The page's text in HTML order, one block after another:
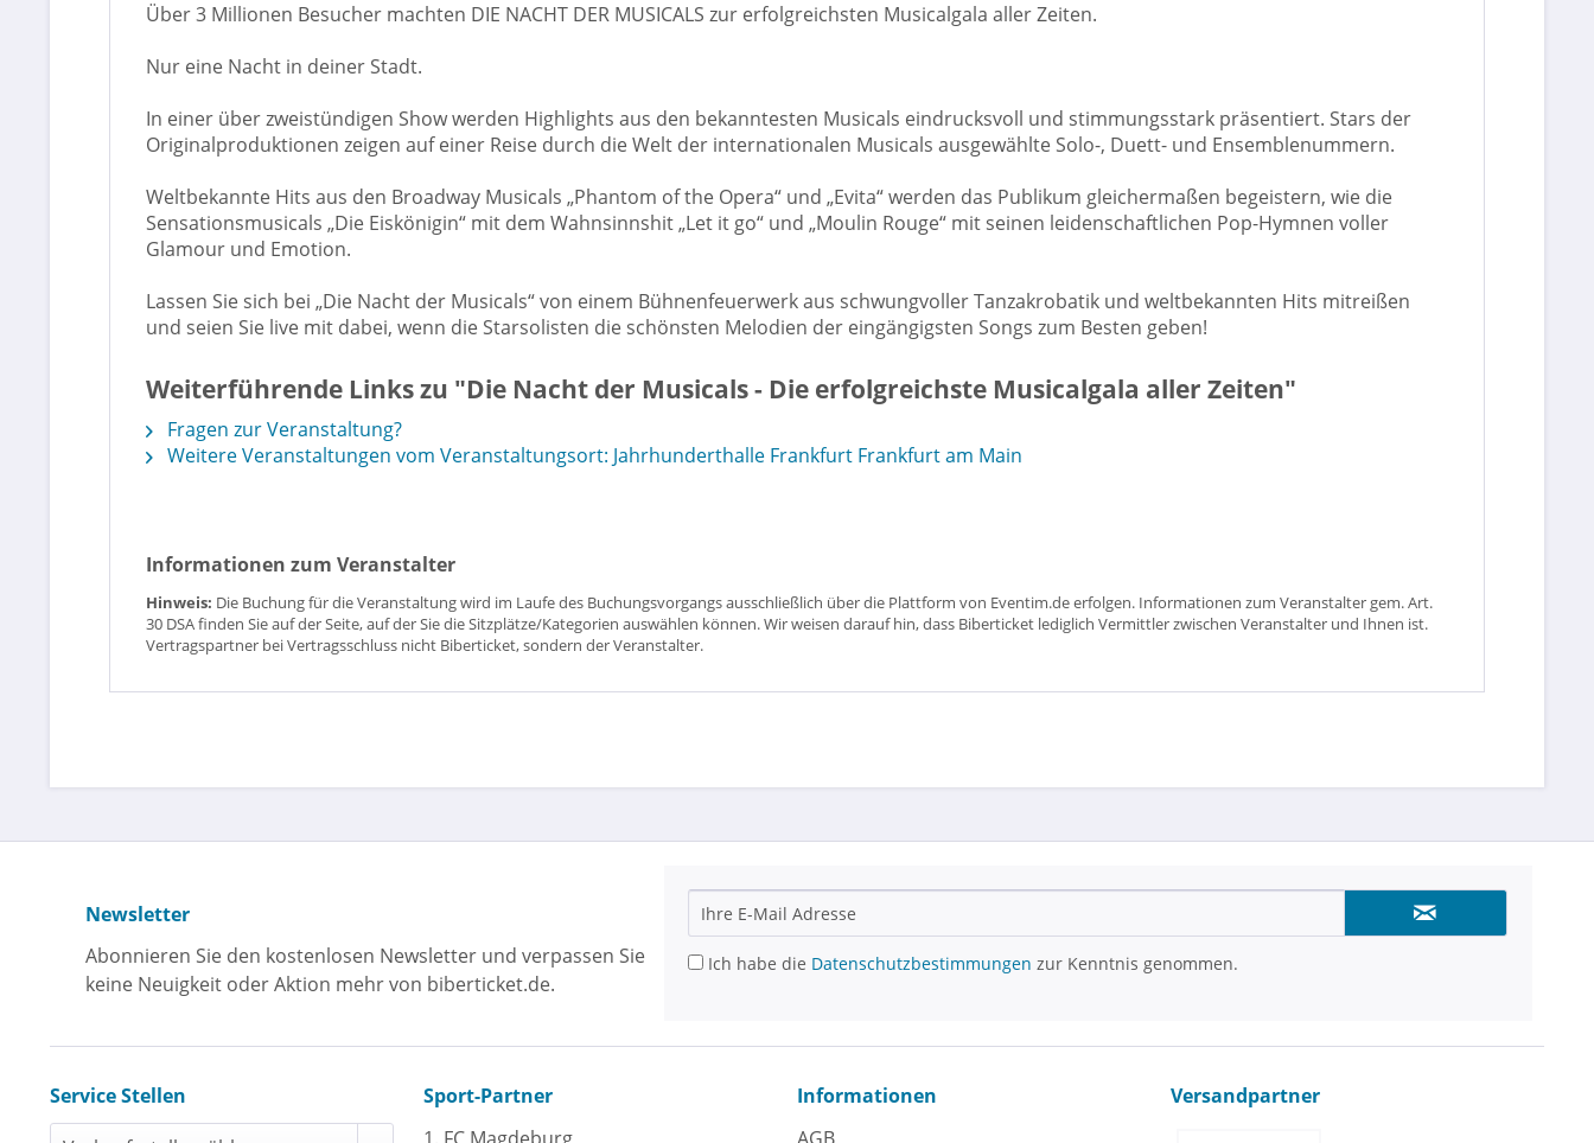
Über 3 Millionen Besucher machten DIE NACHT DER MUSICALS zur erfolgreichsten Musicalgala aller Zeiten.
Nur eine Nacht in deiner Stadt.
In einer über zweistündigen Show werden Highlights aus den bekanntesten Musicals eindrucksvoll und stimmungsstark präsentiert. Stars der
Originalproduktionen zeigen auf einer Reise durch die Welt der internationalen Musicals ausgewählte Solo-, Duett- und Ensemblenummern.
Weltbekannte Hits aus den Broadway Musicals „Phantom of the Opera“ und „Evita“ werden das Publikum gleichermaßen begeistern, wie die
Sensationsmusicals „Die Eiskönigin“ mit dem Wahnsinnshit „Let it go“ und „Moulin Rouge“ mit seinen leidenschaftlichen Pop-Hymnen voller
Glamour und Emotion.
Lassen Sie sich bei „Die Nacht der Musicals“ von einem Bühnenfeuerwerk aus schwungvoller Tanzakrobatik und weltbekannten Hits mitreißen
und seien Sie live mit dabei, wenn die Starsolisten die schönsten Melodien der eingängigsten Songs zum Besten geben!
Weiterführende Links zu "Die Nacht der Musicals - Die erfolgreichste Musicalgala aller Zeiten"
Fragen zur Veranstaltung?
Weitere Veranstaltungen vom Veranstaltungsort: Jahrhunderthalle Frankfurt Frankfurt am Main
Informationen zum Veranstalter
Hinweis: Die Buchung für die Veranstaltung wird im Laufe des Buchungsvorgangs ausschließlich über die Plattform von Eventim.de erfolgen. Informationen zum Veranstalter gem. Art.
30 DSA finden Sie auf der Seite, auf der Sie die Sitzplätze/Kategorien auswählen können. Wir weisen darauf hin, dass Biberticket lediglich Vermittler zwischen Veranstalter und Ihnen ist.
Vertragspartner bei Vertragsschluss nicht Biberticket, sondern der Veranstalter.
Newsletter
Abonnieren Sie den kostenlosen Newsletter und verpassen Sie
keine Neuigkeit oder Aktion mehr von biberticket.de.
Ich habe die Datenschutzbestimmungen zur Kenntnis genommen.
Service Stellen
Sport-Partner
Informationen
Versandpartner